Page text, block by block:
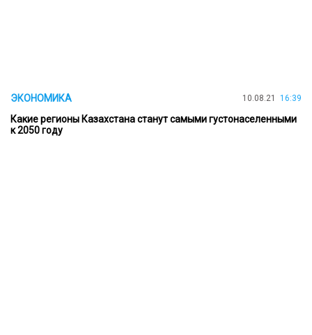
ЭКОНОМИКА 10.08.21 16:39
Какие регионы Казахстана станут самыми густонаселенными
к 2050 году